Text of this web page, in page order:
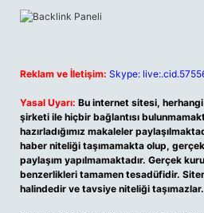
Reklam ve İletişim: Skype:
Yasal Uyarı: Bu internet sitesi,
şirketi ile hiçbir bağlantısı
hazırladığımız makaleler
haber niteliği taşımamakta olup,
paylaşım yapılmamaktadır. Gerçek
benzerlikleri tamamen tesadüfidir.
halindedir ve tavsiye niteliği taşımazlar.